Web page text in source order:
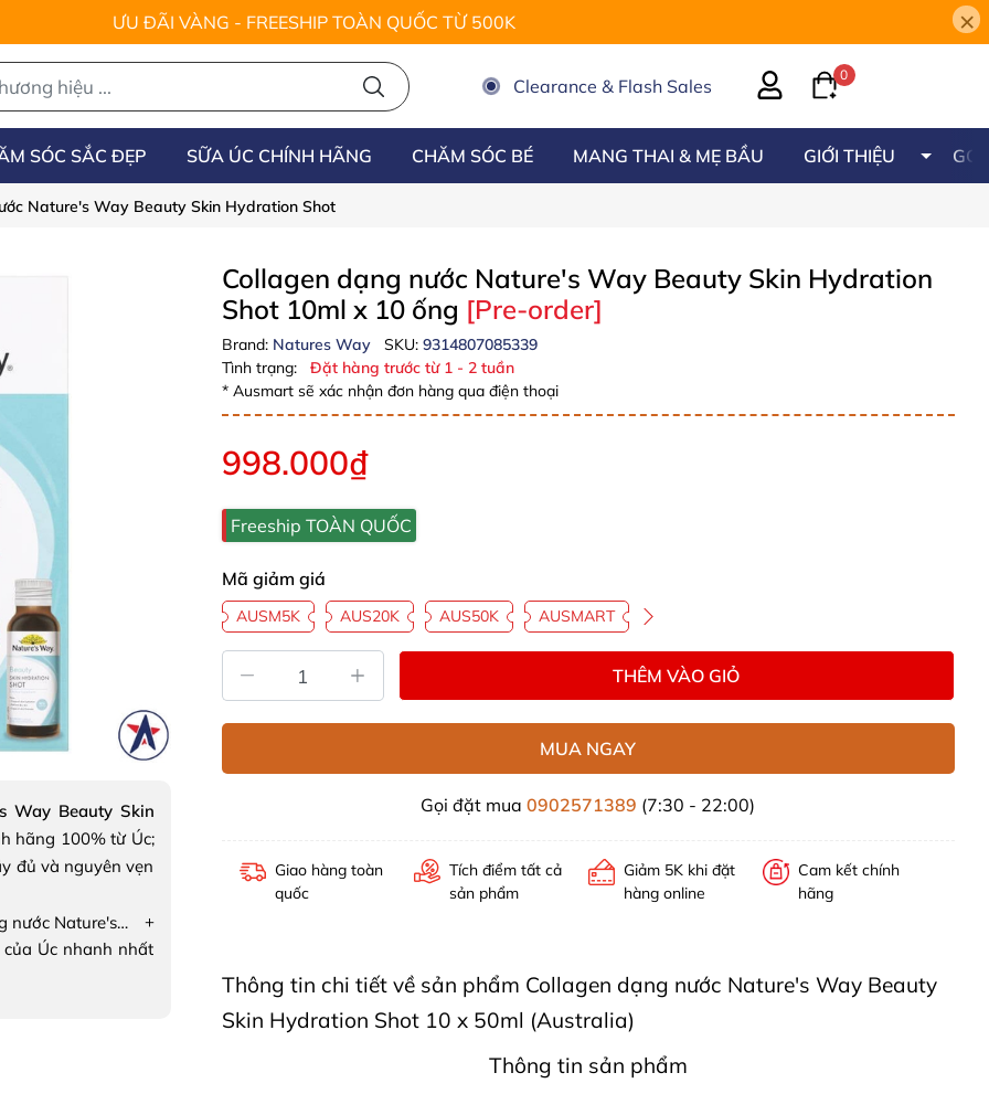
ƯU ĐÃI VÀNG - FREESHIP TOÀN QUỐC TỪ 500K ×
Clearance & Flash Sales
0
SÓC SẮC ĐẸP SỮA ÚC CHÍNH HÃNG CHĂM SÓC BÉ MANG THAI & MẸ BẦU GIỚI THIỆU
Nature's Way Beauty Skin Hydration Shot
Way Beauty Skin
hãng 100% từ Úc;
đủ và nguyên vẹn
Collagen dạng nước Nature's Way Beauty Skin Hydration Shot +
Úc nhanh nhất
Collagen dạng nước Nature's Way Beauty Skin Hydration
Shot 10ml x 10 ống [Pre-order]
Brand: Natures Way SKU: 9314807085339
Tình trạng:
Đặt hàng trước từ 1 - 2 tuần
* Ausmart sẽ xác nhận đơn hàng qua điện thoại
998.000₫
Freeship TOÀN QUỐC
Mã giảm giá
AUSM5K AUS20K AUS50K AUSMART
THÊM VÀO GIỎ
MUA NGAY
Gọi đặt mua0902571389 (7:30 - 22:00)
Giao hàng toàn
quốc
Tích điểm tất cả
sản phẩm
Giảm 5K khi đặt
hàng online
Cam kết chính
hãng
Thông tin chi tiết về sản phẩm Collagen dạng nước Nature's Way Beauty
Skin Hydration Shot 10 x 50ml (Australia)
Thông tin sản phẩm